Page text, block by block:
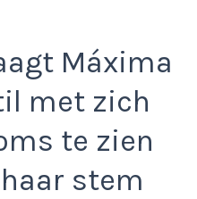
Máxima
met zich
te zien
stem